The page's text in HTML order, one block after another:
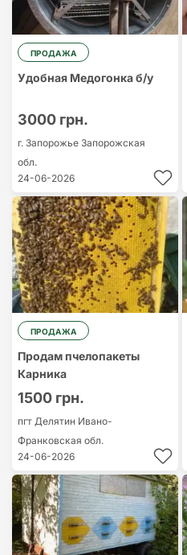
ПРОДАЖА
Удобная Медогонка б/у
3000 грн.
г. Запорожье Запорожская
обл.
24-06-2026
ПРОДАЖА
Продам пчелопакеты
Карника
1500 грн.
пгт Делятин Ивано-
Франковская обл.
24-06-2026